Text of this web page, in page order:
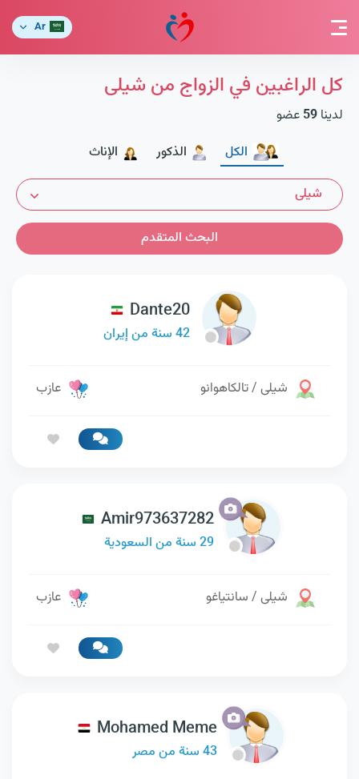
Ar
كل الراغبين في الزواج من شيلى
لدينا 59 عضو
الكل
الذكور الإناث
شيلى
البحث المتقدم
Dante20
42 سنة من إيران
شيلى / تالكاهوانو عازب
Amir973637282
29 سنة من السعودية
شيلى / سانتياغو عازب
Mohamed Meme
43 سنة من مصر